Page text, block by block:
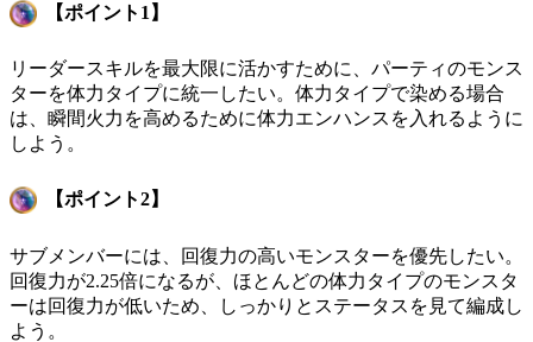
【ポイント1】
リーダースキルを最大限に活かすために、パーティのモンス
ターを体力タイプに統一したい。体力タイプで染める場合
は、瞬間火力を高めるために体力エンハンスを入れるように
しよう。
【ポイント2】
サブメンバーには、回復力の高いモンスターを優先したい。
回復力が2.25倍になるが、ほとんどの体力タイプのモンスタ
ーは回復力が低いため、しっかりとステータスを見て編成し
よう。